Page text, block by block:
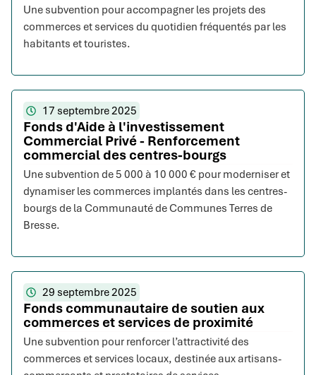
Une subvention pour accompagner les projets des
commerces et services du quotidien fréquentés par les
habitants et touristes.
17 septembre 2025
Fonds d'Aide à l'investissement
Commercial Privé - Renforcement
commercial des centres-bourgs
Une subvention de 5 000 à 10 000 € pour moderniser et
dynamiser les commerces implantés dans les centres-
bourgs de la Communauté de Communes Terres de
Bresse.
29 septembre 2025
Fonds communautaire de soutien aux
commerces et services de proximité
Une subvention pour renforcer l’attractivité des
commerces et services locaux, destinée aux artisans-